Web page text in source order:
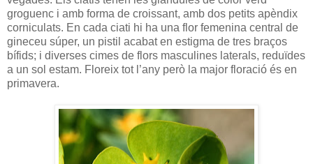
groguenc i amb forma de croissant, amb dos petits apèndix
corniculats. En cada ciati hi ha una flor femenina central de
gineceu súper, un pistil acabat en estigma de tres braços
bífids; i diverses cimes de flors masculines laterals, reduïdes
a un sol estam. Floreix tot l’any però la major floració és en
primavera.